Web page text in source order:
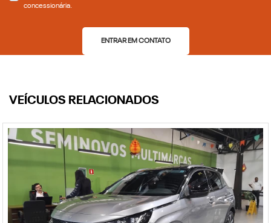
concessionária.
ENTRAR EM CONTATO
VEÍCULOS RELACIONADOS